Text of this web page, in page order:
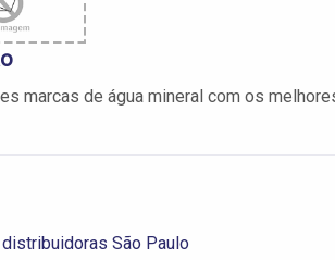
marcas de água mineral com os
distribuidoras São Paulo